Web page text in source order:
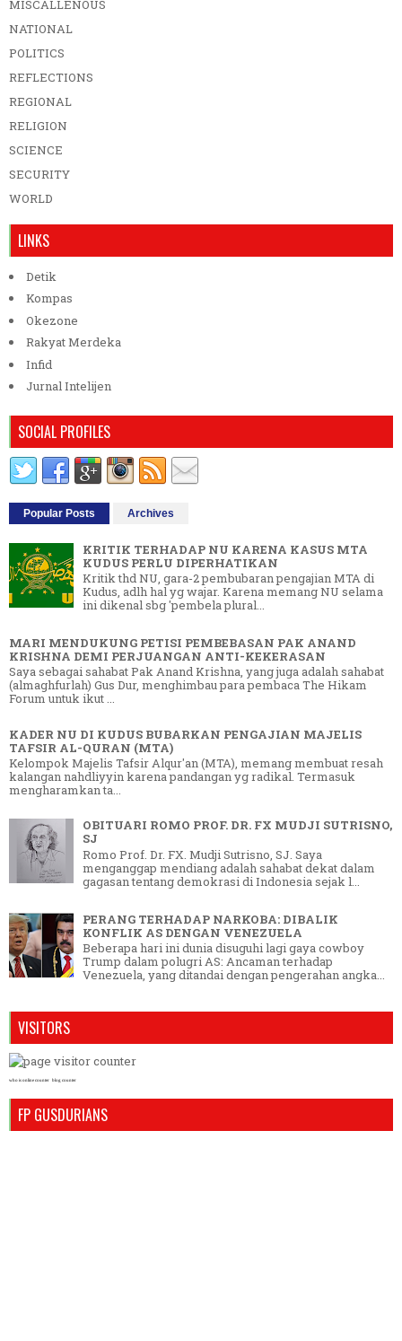
MISCALLENOUS
NATIONAL
POLITICS
REFLECTIONS
REGIONAL
RELIGION
SCIENCE
SECURITY
WORLD
LINKS
Detik
Kompas
Okezone
Rakyat Merdeka
Infid
Jurnal Intelijen
SOCIAL PROFILES
Popular Posts Archives
KRITIK TERHADAP NU KARENA KASUS MTA
KUDUS PERLU DIPERHATIKAN
Kritik thd NU, gara-2 pembubaran pengajian MTA di
Kudus, adlh hal yg wajar. Karena memang NU selama
ini dikenal sbg 'pembela plural...
MARI MENDUKUNG PETISI PEMBEBASAN PAK ANAND
KRISHNA DEMI PERJUANGAN ANTI-KEKERASAN
Saya sebagai sahabat Pak Anand Krishna, yang juga adalah sahabat
(almaghfurlah) Gus Dur, menghimbau para pembaca The Hikam
Forum untuk ikut ...
KADER NU DI KUDUS BUBARKAN PENGAJIAN MAJELIS
TAFSIR AL-QURAN (MTA)
Kelompok Majelis Tafsir Alqur'an (MTA), memang membuat resah
kalangan nahdliyyin karena pandangan yg radikal. Termasuk
mengharamkan ta...
OBITUARI ROMO PROF. DR. FX MUDJI SUTRISNO,
SJ
Romo Prof. Dr. FX. Mudji Sutrisno, SJ. Saya
menganggap mendiang adalah sahabat dekat dalam
gagasan tentang demokrasi di Indonesia sejak l...
PERANG TERHADAP NARKOBA: DIBALIK
KONFLIK AS DENGAN VENEZUELA
Beberapa hari ini dunia disuguhi lagi gaya cowboy
Trump dalam polugri AS: Ancaman terhadap
Venezuela, yang ditandai dengan pengerahan angka...
VISITORS
who is online counter blog counter
FP GUSDURIANS